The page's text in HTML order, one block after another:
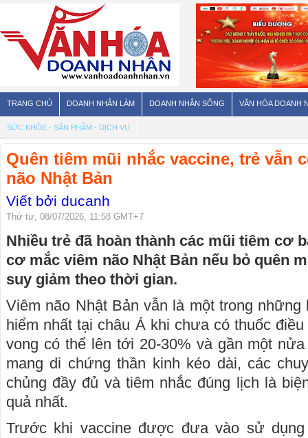
TRANG CHỦ DOANH NHÂN LÀM DOANH NHÂN SỐNG VĂN HÓA DOANH
SỨC KHỎE - SẢN PHẨM - DỊCH VỤ
Quên tiêm mũi nhắc vaccine, trẻ vẫn
não Nhật Bản
Viết bởi ducanh
Thứ tư, 08/07/2026, 11:58 GMT+7
Nhiều trẻ đã hoàn thành các mũi tiêm cơ
cơ mắc viêm não Nhật Bản nếu bỏ quên
suy giảm theo thời gian.
Viêm não Nhật Bản vẫn là một trong những
hiểm nhất tại châu Á khi chưa có thuốc
vong có thể lên tới 20-30% và gần một
mang di chứng thần kinh kéo dài, các
chủng đầy đủ và tiêm nhắc đúng lịch là
quả nhất.
Trước khi vaccine được đưa vào sử